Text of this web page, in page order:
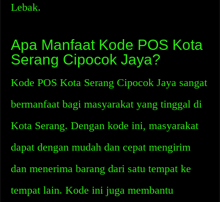
Lebak.
Apa Manfaat Kode POS Kota
Serang Cipocok Jaya?
Kode POS Kota Serang Cipocok Jaya sangat
bermanfaat bagi masyarakat yang tinggal di
Kota Serang. Dengan kode ini, masyarakat
dapat dengan mudah dan cepat mengirim
dan menerima barang dari satu tempat ke
tempat lain. Kode ini juga membantu